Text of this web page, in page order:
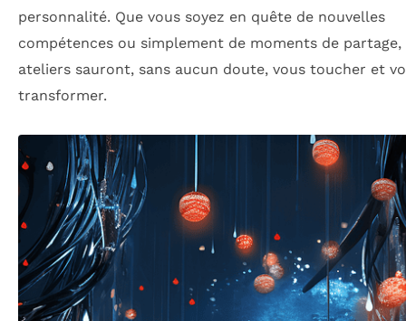
personnalité. Que vous soyez en quête de nouvelles
compétences ou simplement de moments de partage,
ateliers sauront, sans aucun doute, vous toucher et
transformer.